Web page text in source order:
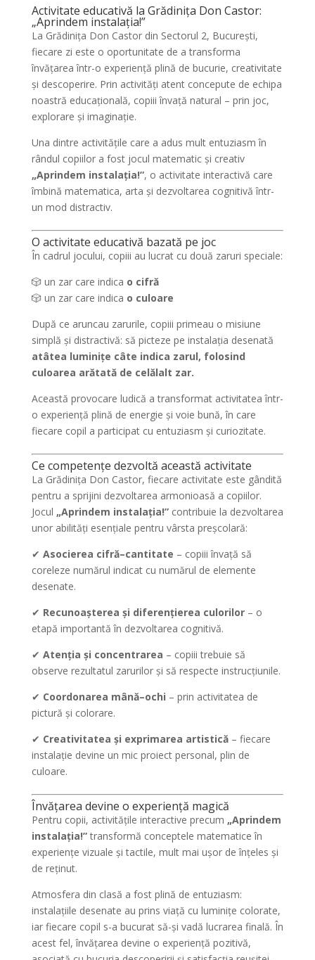
Activitate educativă la Grădinița Don Castor:
„Aprindem instalația!”
La Grădinița Don Castor din Sectorul 2, București,
fiecare zi este o oportunitate de a transforma
învățarea într-o experiență plină de bucurie, creativitate
și descoperire. Prin activități atent concepute de echipa
noastră educațională, copiii învață natural – prin joc,
explorare și imaginație.
Una dintre activitățile care a adus mult entuziasm în
rândul copiilor a fost jocul matematic și creativ
„Aprindem instalația!”, o activitate interactivă care
îmbină matematica, arta și dezvoltarea cognitivă într-
un mod distractiv.
O activitate educativă bazată pe joc
În cadrul jocului, copiii au lucrat cu două zaruri speciale:
🎲 un zar care indica o cifră
🎲 un zar care indica o culoare
După ce aruncau zarurile, copiii primeau o misiune
simplă și distractivă: să picteze pe instalația desenată
atâtea luminițe câte indica zarul, folosind
culoarea arătată de celălalt zar.
Această provocare ludică a transformat activitatea într-
o experiență plină de energie și voie bună, în care
fiecare copil a participat cu entuziasm și curiozitate.
Ce competențe dezvoltă această activitate
La Grădinița Don Castor, fiecare activitate este gândită
pentru a sprijini dezvoltarea armonioasă a copiilor.
Jocul „Aprindem instalația!”contribuie la dezvoltarea
unor abilități esențiale pentru vârsta preșcolară:
✔ Asocierea cifră–cantitate – copiii învață să
coreleze numărul indicat cu numărul de elemente
desenate.
✔ Recunoașterea și diferențierea culorilor– o
etapă importantă în dezvoltarea cognitivă.
✔ Atenția și concentrarea – copiii trebuie să
observe rezultatul zarurilor și să respecte instrucțiunile.
✔ Coordonarea mână–ochi – prin activitatea de
pictură și colorare.
✔ Creativitatea și exprimarea artistică– fiecare
instalație devine un mic proiect personal, plin de
culoare.
Învățarea devine o experiență magică
Pentru copii, activitățile interactive precum „Aprindem
instalația!”transformă conceptele matematice în
experiențe vizuale și tactile, mult mai ușor de înțeles și
de reținut.
Atmosfera din clasă a fost plină de entuziasm:
instalațiile desenate au prins viață cu luminițe colorate,
iar fiecare copil s-a bucurat să-și vadă lucrarea finală. În
acest fel, învățarea devine o experiență pozitivă,